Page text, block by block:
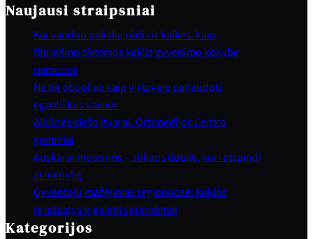
Naujausi straipsniai
Kai vanduo palieka rūdis ir kalkes: kaip
filtravimo sistemos keičia gyvenimo kokybę
namuose
Ne tik obuoliai: kaip virtuvėje panaudoti
egzotiškus vaisius
Alkūnės-riešo įtvarai. Ortopedijos Centro
gaminiai
Auskarai moterims – stiliaus detalė, kuri atspindi
asmenybę
Gyventojų mažėjimas regionuose: kokios
priežastys ir galimi sprendimai
Kategorijos